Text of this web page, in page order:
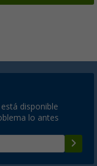
disponible
lo antes